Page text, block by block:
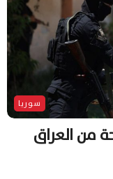
سوريا
من العراق